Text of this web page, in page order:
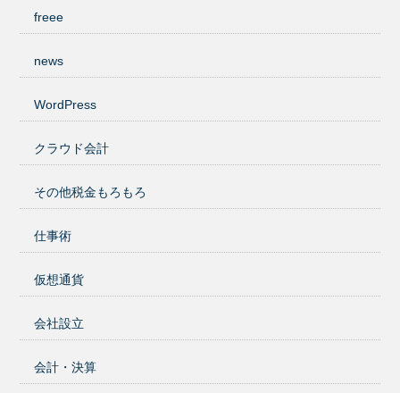
freee
news
WordPress
クラウド会計
その他税金もろもろ
仕事術
仮想通貨
会社設立
会計・決算